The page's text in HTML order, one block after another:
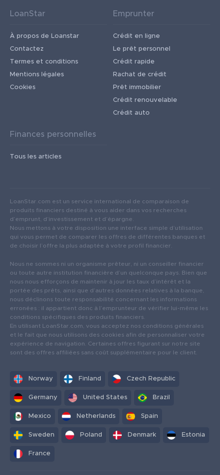
LoanStar
À propos de Loanstar
Contactez
Termes et conditions
Mentions légales
Cookies
Emprunter
Crédit en ligne
Le prêt personnel
Crédit rapide
Rachat de crédit
Prêt immobilier
Crédit renouvelable
Crédit auto
Finances personnelles
Tous les articles
LoanStar.com est un service international de comparaison de
produits financiers destiné à vous aider dans vos recherches
d’emprunt, d’investissement et d’épargne.
Nous mettons à votre disposition une interface simple d’utilisation
qui vous permet de comparer les offres de différentes banques et
de choisir l’offre la plus adaptée à votre profil financier.
Nous ne sommes ni un organisme prêteur, ni un conseiller financier
ou toute autre institution financière d’un quelconque pays. Bien que
nous nous efforçons de maintenir à jour les taux d’intérêt et la
portée des prêts, ainsi que d’autres données relatives à la banque,
nous déclinons toute responsabilité concernant les informations
erronées : il appartient donc à l’emprunteur de vérifier lui-même les
conditions spécifiques des produits financiers.
En utilisant LoanStar.com, vous acceptez nos conditions générales
et le fait que nous utilisons des cookies afin de personnaliser votre
expérience de navigation. Certaines offres figurant sur notre site
sont des offres affiliées sans coût supplémentaire pour le client.
Norway Finland Czech Republic
Germany United States Brazil
Mexico Netherlands Spain
Sweden Poland Denmark Estonia
France